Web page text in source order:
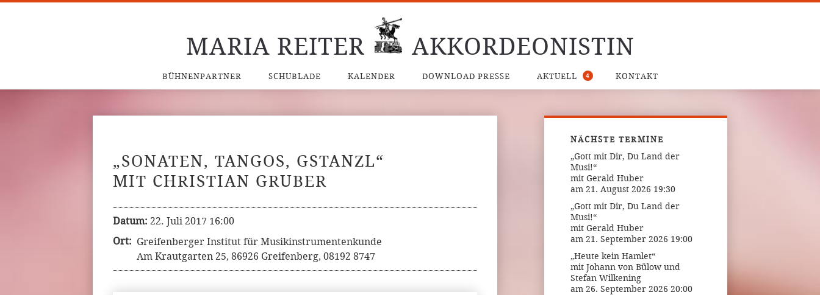
MARIA REITER AKKORDEONISTIN
BÜHNENPARTNER SCHUBLADE KALENDER DOWNLOAD PRESSE AKTUELL 4 KONTAKT
„SONATEN, TANGOS, GSTANZL“
MIT CHRISTIAN GRUBER
Datum: 22. Juli 2017 16:00
Ort: Greifenberger Institut für Musikinstrumentenkunde
Am Krautgarten 25, 86926 Greifenberg, 08192 8747
NÄCHSTE TERMINE
„Gott mit Dir, Du Land der
Musi!“
mit Gerald Huber
am 21. August 2026 19:30
„Gott mit Dir, Du Land der
Musi!“
mit Gerald Huber
am 21. September 2026 19:00
„Heute kein Hamlet“
mit Johann von Bülow und
Stefan Wilkening
am 26. September 2026 20:00